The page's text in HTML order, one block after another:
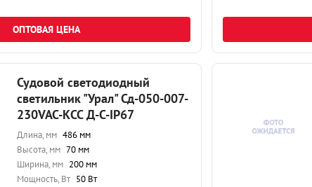
ОПТОВАЯ ЦЕНА
Судовой светодиодный
светильник "Урал" Сд-050-007-
230VAC-КСС Д-С-IP67
Длина, мм 486 мм
Высота, мм 70 мм
Ширина, мм 200 мм
Мощность, Вт 50 Вт